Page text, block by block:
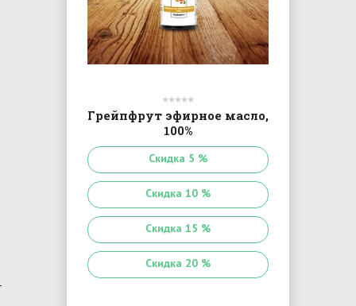
Скидка 5 %
Скидка 10 %
Скидка 15 %
Скидка 20 %
Грейпфрут эфирное масло,
100%